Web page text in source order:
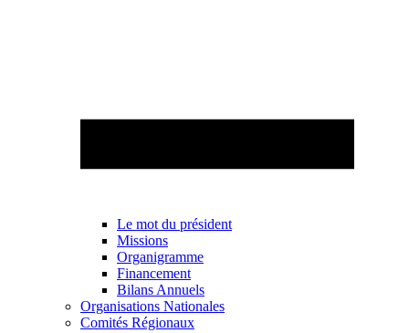
Le mot du président
Missions
Organigramme
Financement
Bilans Annuels
Organisations Nationales
Comités Régionaux